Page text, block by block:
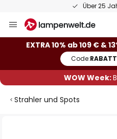
Über 25
Inhalt
springen
EXTRA 10% ab 109 € &
Code:RABATT
WOW Week:
Strahler und Spots